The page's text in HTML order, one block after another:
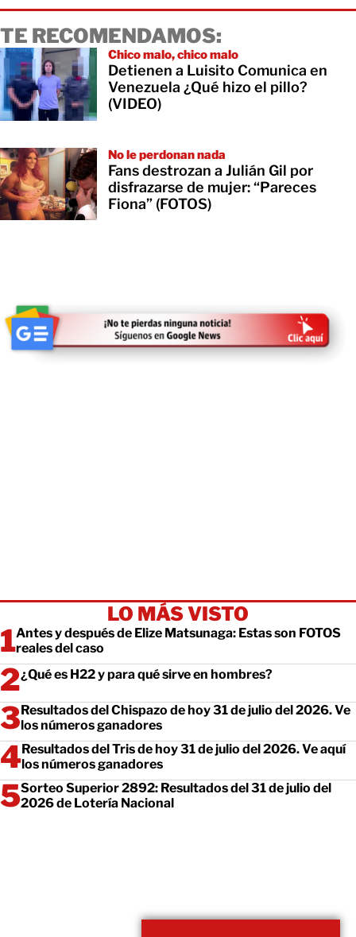
TE RECOMENDAMOS:
Chico malo, chico malo
Detienen a Luisito Comunica en
Venezuela ¿Qué hizo el pillo?
(VIDEO)
No le perdonan nada
Fans destrozan a Julián Gil por
disfrazarse de mujer: “Pareces
Fiona” (FOTOS)
LO MÁS VISTO
Antes y después de Elize Matsunaga: Estas son FOTOS
reales del caso
¿Qué es H22 y para qué sirve en hombres?
Resultados del Chispazo de hoy 31 de julio del 2026. Ve
los números ganadores
Resultados del Tris de hoy 31 de julio del 2026. Ve aquí
los números ganadores
Sorteo Superior 2892: Resultados del 31 de julio del
2026 de Lotería Nacional